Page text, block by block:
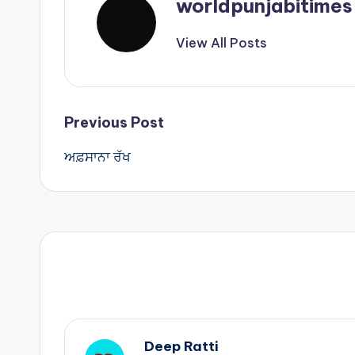
p
worldpunjabitimes
View All Posts
Post
navigation
Previous Post
ਅਫ਼ਸਾਨਾ ਰੱਖ
Deep Ratti